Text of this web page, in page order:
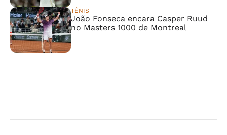
TÊNIS
João Fonseca encara Casper Ruud
no Masters 1000 de Montreal